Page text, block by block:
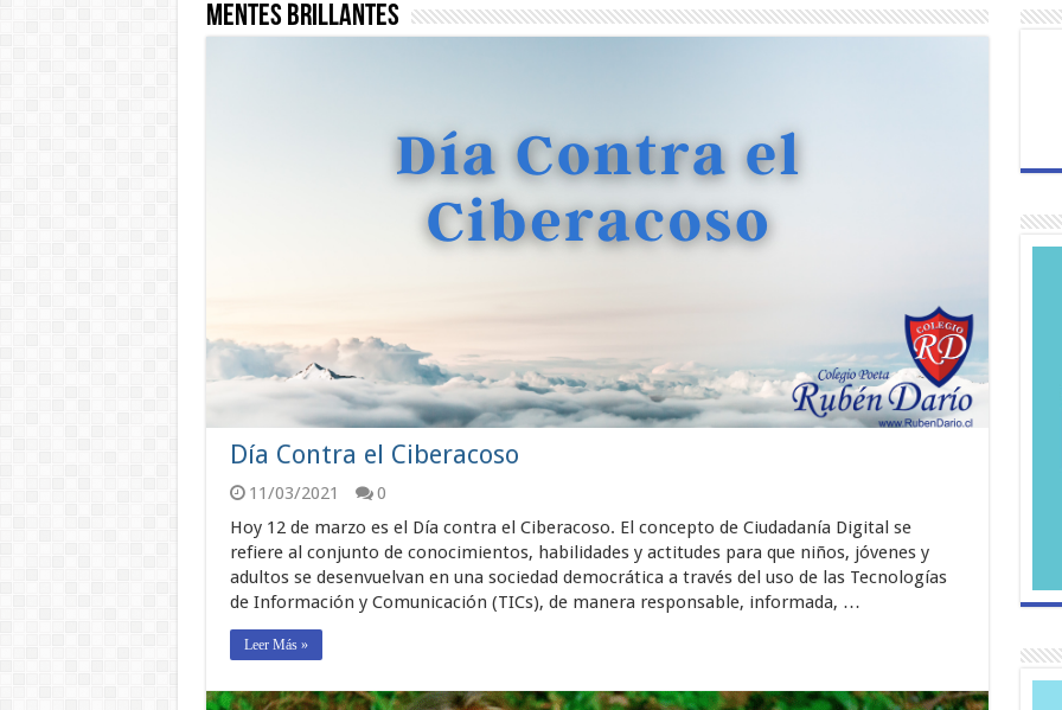
Mentes Brillantes
Día Contra el Ciberacoso
11/03/2021
0
Hoy 12 de marzo es el Día contra el Ciberacoso. El concepto de Ciudadanía Digital se
refiere al conjunto de conocimientos, habilidades y actitudes para que niños, jóvenes y
adultos se desenvuelvan en una sociedad democrática a través del uso de las Tecnologías
de Información y Comunicación (TICs), de manera responsable, informada, …
Leer Más »